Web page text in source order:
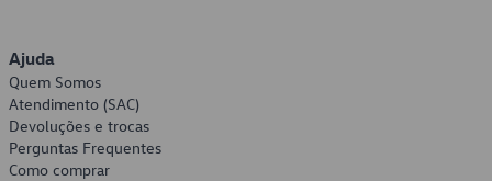
Ajuda
Quem Somos
Atendimento (SAC)
Devoluções e trocas
Perguntas Frequentes
Como comprar